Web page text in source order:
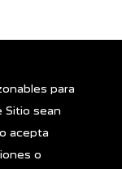
para
Sitio sean
acepta
o